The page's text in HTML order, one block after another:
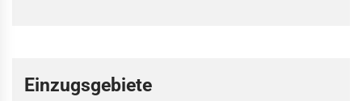
Einzugsgebiete